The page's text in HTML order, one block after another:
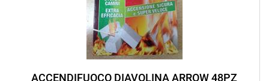
ACCENDIFUOCO DIAVOLINA ARROW 48PZ